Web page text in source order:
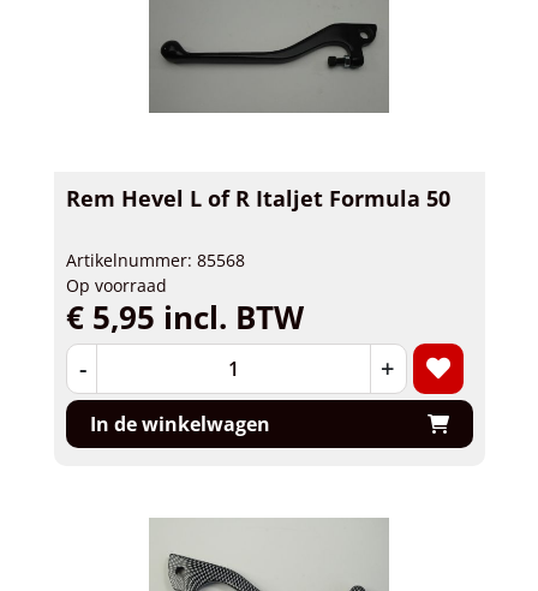
Rem Hevel L of R Italjet Formula 50
Artikelnummer: 85568
Op voorraad
€ 5,95 incl. BTW
- +
In de winkelwagen